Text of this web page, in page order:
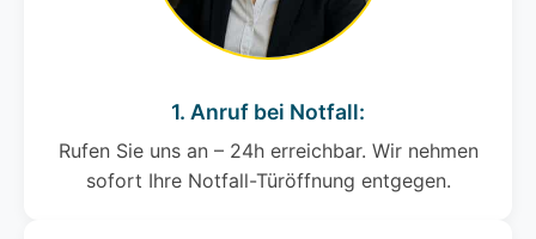
1. Anruf bei Notfall:
Rufen Sie uns an – 24h erreichbar. Wir nehmen
sofort Ihre Notfall-Türöffnung entgegen.